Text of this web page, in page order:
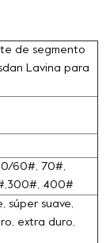
de segmento
Lavina para
60#, 70#,
400#
súper suave,
extra duro,